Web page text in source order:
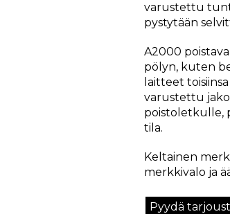
varustettu
pystytään
A2000
pölyn, kuten
laitteet
varustettu
poistoletkulle,
tila.
Keltainen
merkkivalo ja
Pyydä